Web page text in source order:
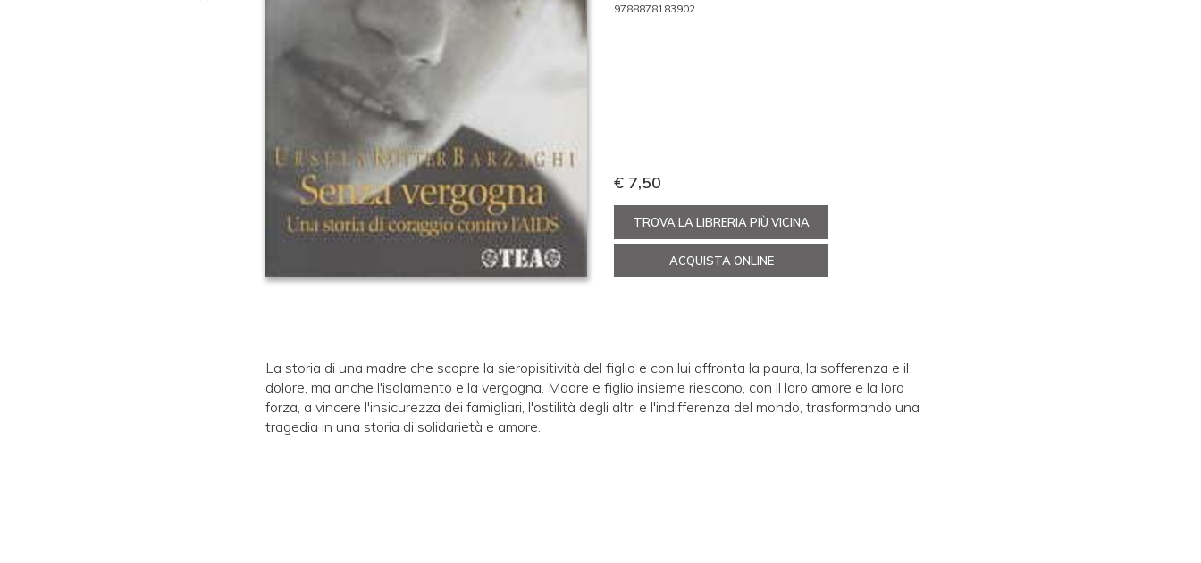
€ 7,50
TROVA LA LIBRERIA PIÙ VICINA
ACQUISTA ONLINE
9788878183902
La storia di una madre che scopre la sieropisitività del figlio e con lui affronta la paura, la sofferenza e il
dolore, ma anche l'isolamento e la vergogna. Madre e figlio insieme riescono, con il loro amore e la loro
forza, a vincere l'insicurezza dei famigliari, l'ostilità degli altri e l'indifferenza del mondo, trasformando una
tragedia in una storia di solidarietà e amore.